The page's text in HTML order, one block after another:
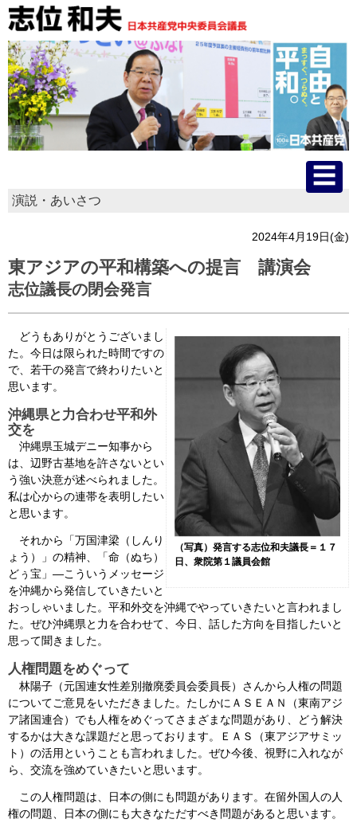
プロフィール
主な活動
国会質問
会見・発言集
論文・著書
演説・あいさつ
2024年4月19日(金)
東アジアの平和構築への提言 講演会
志位議長の閉会発言
（写真）発言する志位和夫議長＝１７
日、衆院第１議員会館
どうもありがとうございまし
た。今日は限られた時間ですの
で、若干の発言で終わりたいと
思います。
沖縄県と力合わせ平和外
交を
沖縄県玉城デニー知事から
は、辺野古基地を許さないとい
う強い決意が述べられました。
私は心からの連帯を表明したい
と思います。
それから「万国津梁（しんり
ょう）」の精神、「命（ぬち）
どぅ宝」―こういうメッセージ
を沖縄から発信していきたいと
おっしゃいました。平和外交を沖縄でやっていきたいと言われまし
た。ぜひ沖縄県と力を合わせて、今日、話した方向を目指したいと
思って聞きました。
人権問題をめぐって
林陽子（元国連女性差別撤廃委員会委員長）さんから人権の問題
についてご意見をいただきました。たしかにＡＳＥＡＮ（東南アジ
ア諸国連合）でも人権をめぐってさまざまな問題があり、どう解決
するかは大きな課題だと思っております。ＥＡＳ（東アジアサミッ
ト）の活用ということも言われました。ぜひ今後、視野に入れなが
ら、交流を強めていきたいと思います。
この人権問題は、日本の側にも問題があります。在留外国人の人
権の問題、日本の側にも大きなただすべき問題があると思います。